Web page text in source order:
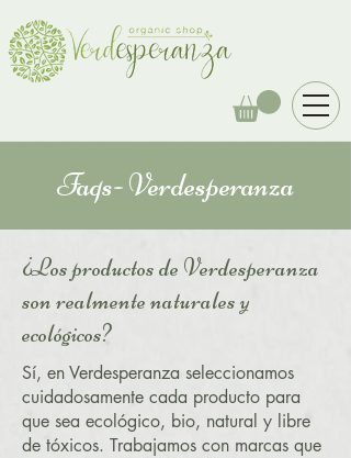
Faqs- Verdesperanza
¿Los productos de Verdesperanza
son realmente naturales y
ecológicos?
Sí, en Verdesperanza seleccionamos
cuidadosamente cada producto para
que sea ecológico, bio, natural y libre
de tóxicos. Trabajamos con marcas que